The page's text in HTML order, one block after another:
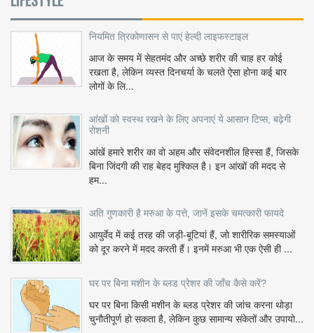
नियमित त्रिकोणासन से पाएं हेल्दी लाइफस्टाइल
आज के समय में सेहतमंद और अच्छे शरीर की चाह हर कोई
रखता है, लेकिन व्यस्त दिनचर्या के चलते ऐसा होना कई बार
लोगों के लि...
आंखों को स्वस्थ रखने के लिए अपनाएं ये आसान टिप्स, बढ़ेगी
रोशनी
आंखें हमारे शरीर का वो अहम और संवेदनशील हिस्सा हैं, जिसके
बिना जिंदगी की राह बेहद मुश्किल है। इन आंखों की मदद से
हम...
अति गुणकारी है मरुआ के पत्ते, जानें इसके चमत्कारी फायदे
आयुर्वेद में कई तरह की जड़ी-बूटियां हैं, जो शारीरिक समस्याओं
को दूर करने में मदद करती हैं। इनमें मरुआ भी एक ऐसी ही ...
घर पर बिना मशीन के ब्लड प्रेशर की जाँच कैसे करें?
घर पर बिना किसी मशीन के ब्लड प्रेशर की जांच करना थोड़ा
चुनौतीपूर्ण हो सकता है, लेकिन कुछ सामान्य संकेतों और उपायो...